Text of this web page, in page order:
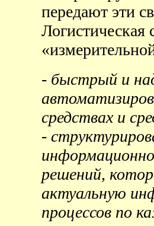
передают эти
Логистическая
- быстрый и
средствах и
-
решений,
актуальную
процессов по